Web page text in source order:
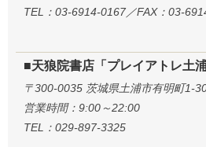
TEL：03-6914-0167／FAX：03-
■天狼院書店「プレイアトレ土浦
〒300-0035 茨城県土浦市有明町1-
営業時間：9:00～22:00
TEL：029-897-3325